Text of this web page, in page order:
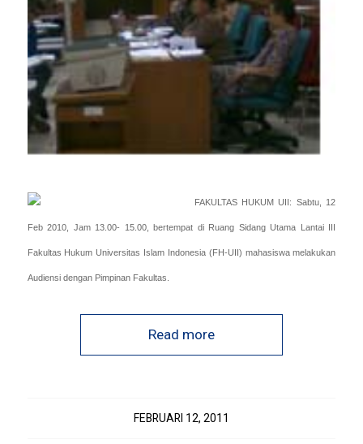
FAKULTAS HUKUM UII: Sabtu, 12
Feb 2010, Jam 13.00- 15.00, bertempat di Ruang Sidang Utama Lantai III
Fakultas Hukum Universitas Islam Indonesia (FH-UII) mahasiswa melakukan
Audiensi dengan Pimpinan Fakultas.
Read more
FEBRUARI 12, 2011